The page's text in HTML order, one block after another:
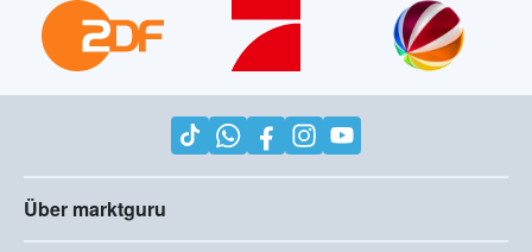
Über marktguru